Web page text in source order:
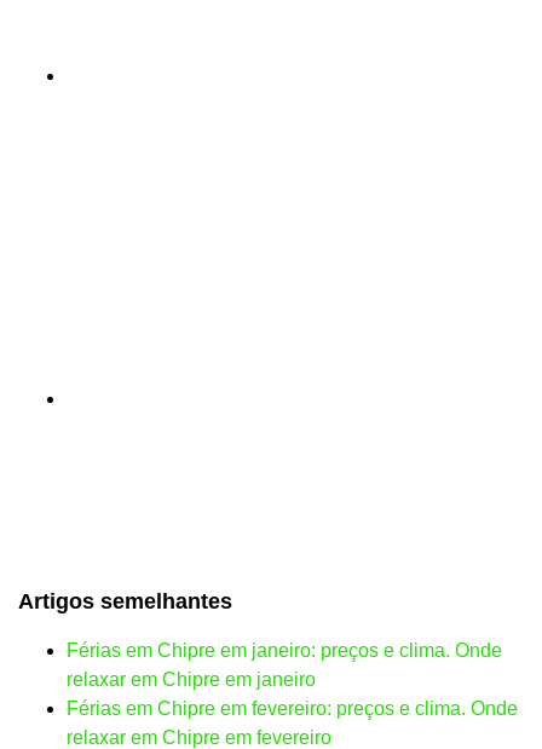
Artigos semelhantes
Férias em Chipre em janeiro: preços e clima. Onde
relaxar em Chipre em janeiro
Férias em Chipre em fevereiro: preços e clima. Onde
relaxar em Chipre em fevereiro